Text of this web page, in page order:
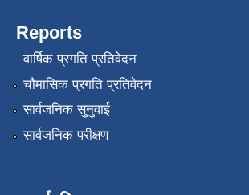
Reports
वार्षिक प्रगति प्रतिवेदन
चौमासिक प्रगति प्रतिवेदन
सार्वजनिक सुनुवाई
सार्वजनिक परीक्षण